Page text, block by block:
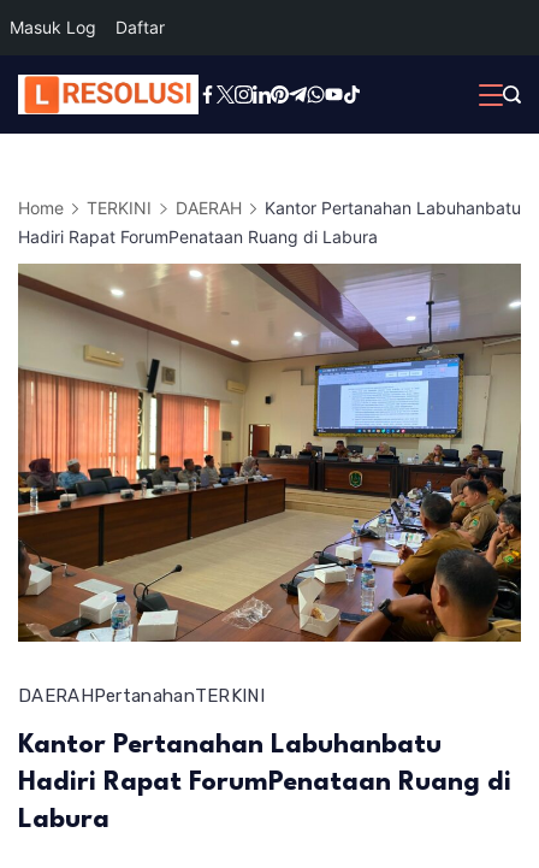
Masuk Log Daftar
Skip
to
Home TERKINI DAERAH
Kantor Pertanahan Labuhanbatu
Hadiri Rapat ForumPenataan Ruang di Labura
DAERAHPertanahanTERKINI
Kantor Pertanahan Labuhanbatu
Hadiri Rapat ForumPenataan Ruang di
Labura